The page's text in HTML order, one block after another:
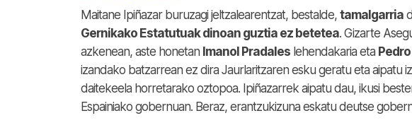
Maitane Ipiñazar buruzagi jeltzalearentzat, bestalde, tamalgarria
Gernikako Estatutuak dinoan guztia ez betetea. Gizarte
azkenean, aste honetan Imanol Pradales lehendakaria eta
izandako batzarrean ez dira Jaurlaritzaren esku geratu eta aipatu
daitekeela horretarako oztopoa. Ipiñazarrek aipatu dau, ikusi
Espainiako gobernuan. Beraz, erantzukizuna eskatu deutse